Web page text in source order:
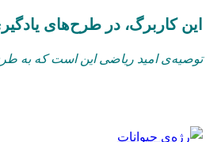
این کاربرگ، در طرح‌های
توصیه‌ی امید ریاضی این است که به